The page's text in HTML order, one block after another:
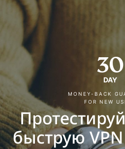
30
DAY
MONEY-BACK
FOR NEW
быструю